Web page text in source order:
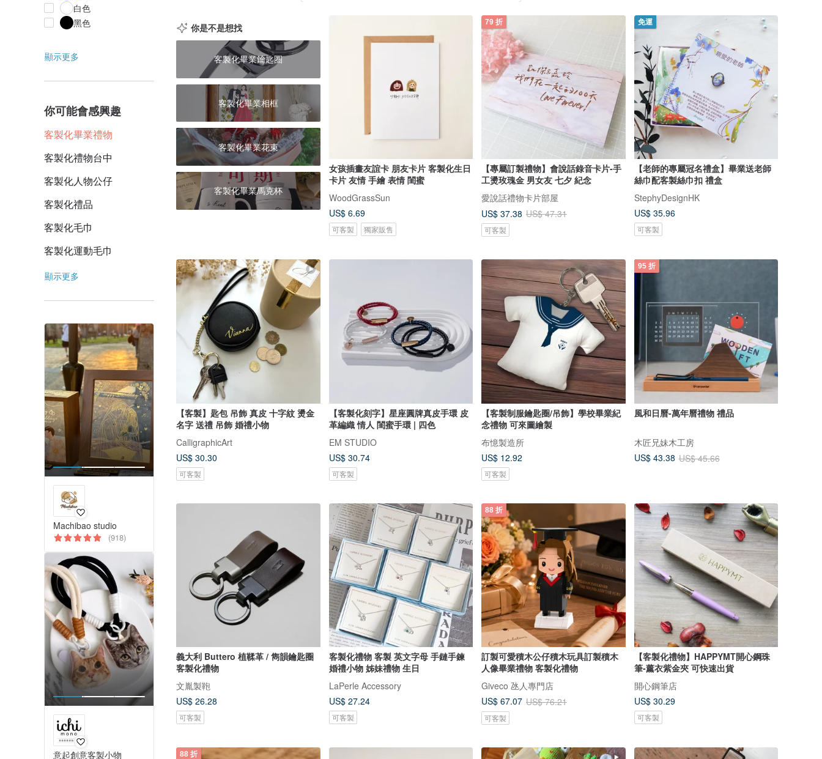
白色
黑色
顯示更多
你可能會感興趣
客製化畢業禮物
客製化禮物台中
客製化人物公仔
客製化禮品
客製化毛巾
客製化運動毛巾
顯示更多
Machibao studio
(918)
意起創意客製小物
你是不是想找
客製化畢業鑰匙圈
客製化畢業相框
客製化畢業花束
客製化畢業馬克杯
女孩插畫友誼卡 朋友卡片 客製化生日
卡片 友情 手繪 表情 閨蜜
WoodGrassSun
US$ 6.69
可客製 獨家販售
79 折
【專屬訂製禮物】會說話錄音卡片-手
工燙玫瑰金 男女友 七夕 紀念
愛說話禮物卡片部屋
US$ 37.38 US$ 47.31
可客製
免運
【老師的專屬冠名禮盒】畢業送老師
絲巾配客製絲巾扣 禮盒
StephyDesignHK
US$ 35.96
可客製
【客製】匙包 吊飾 真皮 十字紋 燙金
名字 送禮 吊飾 婚禮小物
CalligraphicArt
US$ 30.30
可客製
【客製化刻字】星座圓牌真皮手環 皮
革編織 情人 閨蜜手環 | 四色
EM STUDIO
US$ 30.74
可客製
【客製制服鑰匙圈/吊飾】學校畢業紀
念禮物 可來圖繪製
布憶製造所
US$ 12.92
可客製
95 折
風和日曆-萬年曆禮物 禮品
木匠兄妹木工房
US$ 43.38 US$ 45.66
義大利 Buttero 植鞣革 / 雋韻鑰匙圈
客製化禮物
文胤製鞄
US$ 26.28
可客製
客製化禮物 客製 英文字母 手鏈手鍊
婚禮小物 姊妹禮物 生日
LaPerle Accessory
US$ 27.24
可客製
88 折
訂製可愛積木公仔積木玩具訂製積木
人像畢業禮物 客製化禮物
Giveco 氹人專門店
US$ 67.07 US$ 76.21
可客製
【客製化禮物】HAPPYMT開心鋼珠
筆-薰衣紫金夾 可快速出貨
開心鋼筆店
US$ 30.29
可客製
88 折